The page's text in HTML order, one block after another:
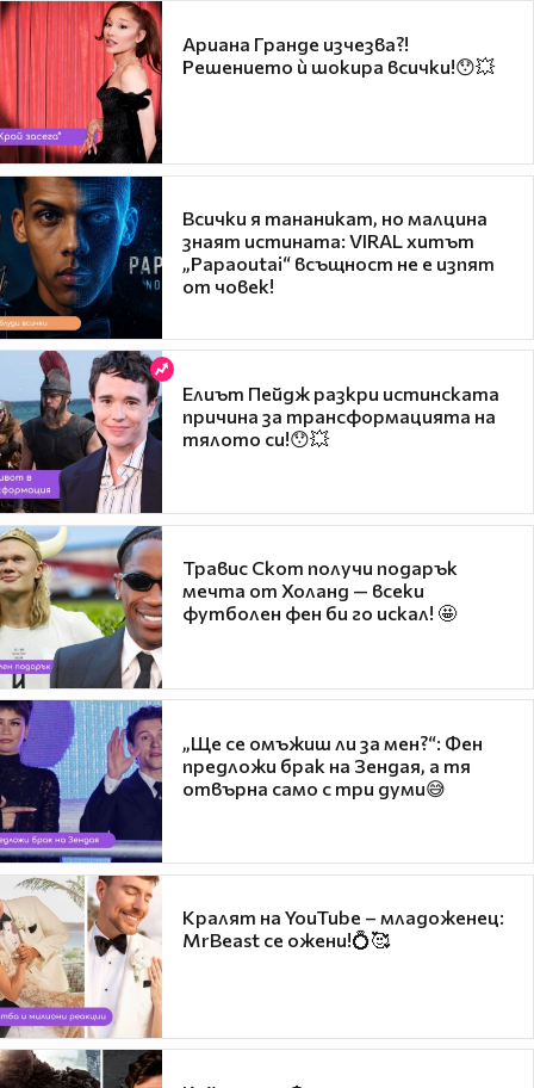
Ариана Гранде изчезва?!
Решението ѝ шокира всички!😯💥
Всички я тананикат, но малцина
знаят истината: VIRAL хитът
„Papaoutai“ всъщност не е изпят
от човек!
Елиът Пейдж разкри истинската
причина за трансформацията на
тялото си!😯💥
Травис Скот получи подарък
мечта от Холанд — всеки
футболен фен би го искал! 🤩
„Ще се омъжиш ли за мен?“: Фен
предложи брак на Зендая, а тя
отвърна само с три думи😅
Кралят на YouTube – младоженец:
MrBeast се ожени!💍🥰